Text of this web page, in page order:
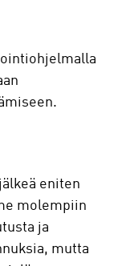
eniten
molempiin
ja
mutta